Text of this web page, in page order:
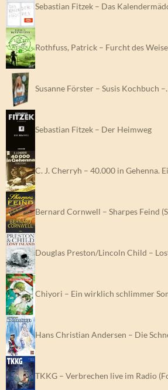
Sebastian Fitzek – Das
Rothfuss, Patrick – Furcht des
Susanne Förster – Susis Kochbuch –…
Sebastian Fitzek – Der Heimweg
C. J. Cherryh – 40.000 in Gehenna.
Bernard Cornwell – Sharpes Feind
Douglas Preston/Lincoln Child –
Chiyori – Ein wirklich schlimmer
Hans Christian Andersen – Die
TKKG – Verbrechen live im Radio